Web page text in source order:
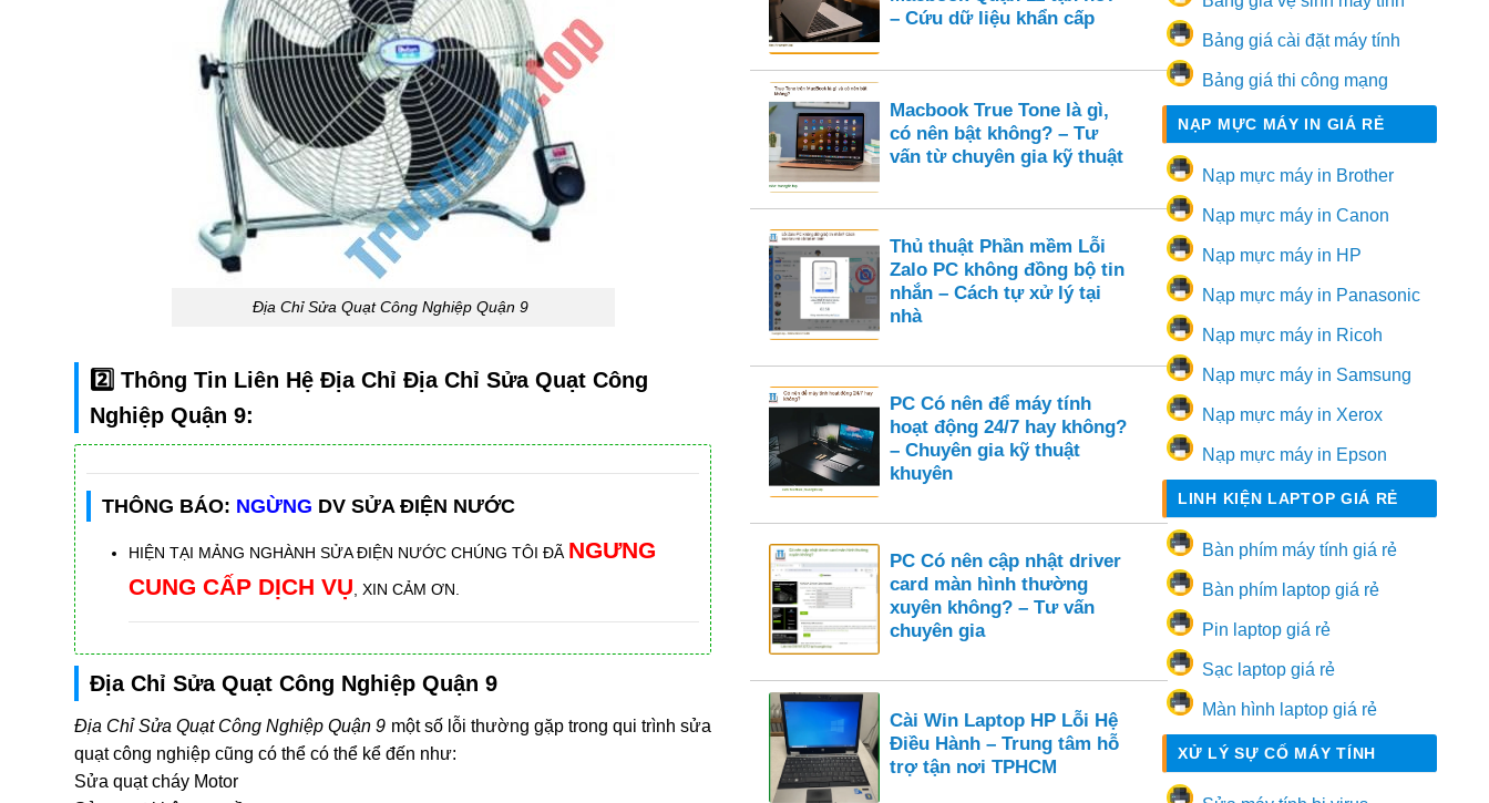
Địa Chỉ Sửa Quạt Công Nghiệp Quận 9
2️⃣ Thông Tin Liên Hệ Địa Chỉ Địa Chỉ Sửa Quạt Công
Nghiệp Quận 9:
THÔNG BÁO: NGỪNG DV SỬA ĐIỆN NƯỚC
HIỆN TẠI MẢNG NGHÀNH SỬA ĐIỆN NƯỚC CHÚNG TÔI ĐÃ NGƯNG
CUNG CẤP DỊCH VỤ , XIN CẢM ƠN.
Địa Chỉ Sửa Quạt Công Nghiệp Quận 9
Địa Chỉ Sửa Quạt Công Nghiệp Quận 9 một số lỗi thường gặp trong qui trình sửa
quạt công nghiệp cũng có thể có thể kể đến như:
Sửa quạt cháy Motor
– Cứu dữ liệu khẩn cấp
Macbook True Tone là gì,
có nên bật không? – Tư
vấn từ chuyên gia kỹ thuật
Thủ thuật Phần mềm Lỗi
Zalo PC không đồng bộ tin
nhắn – Cách tự xử lý tại
nhà
PC Có nên để máy tính
hoạt động 24/7 hay không?
– Chuyên gia kỹ thuật
khuyên
PC Có nên cập nhật driver
card màn hình thường
xuyên không? – Tư vấn
chuyên gia
Cài Win Laptop HP Lỗi Hệ
Điều Hành – Trung tâm hỗ
trợ tận nơi TPHCM
Bảng giá cài đặt máy tính
Bảng giá thi công mạng
NẠP MỰC MÁY IN GIÁ RẺ
Nạp mực máy in Brother
Nạp mực máy in Canon
Nạp mực máy in HP
Nạp mực máy in Panasonic
Nạp mực máy in Ricoh
Nạp mực máy in Samsung
Nạp mực máy in Xerox
Nạp mực máy in Epson
LINH KIỆN LAPTOP GIÁ RẺ
Bàn phím máy tính giá rẻ
Bàn phím laptop giá rẻ
Pin laptop giá rẻ
Sạc laptop giá rẻ
Màn hình laptop giá rẻ
XỬ LÝ SỰ CỐ MÁY TÍNH